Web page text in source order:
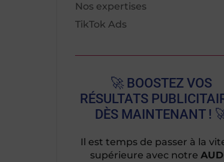
Nos expertises
TikTok Ads
🚀 BOOSTEZ VOS
RÉSULTATS
DÈS MAINTENANT !
Il est temps de passer à la
supérieure avec notre